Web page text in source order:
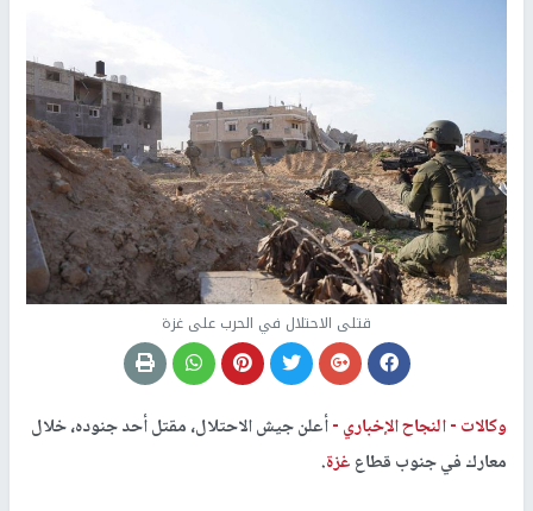
قتلى الاحتلال في الحرب على غزة
وكالات -النجاح الإخباري -أعلن جيش الاحتلال، مقتل أحد جنوده، خلال
معارك في جنوب قطاعغزة.